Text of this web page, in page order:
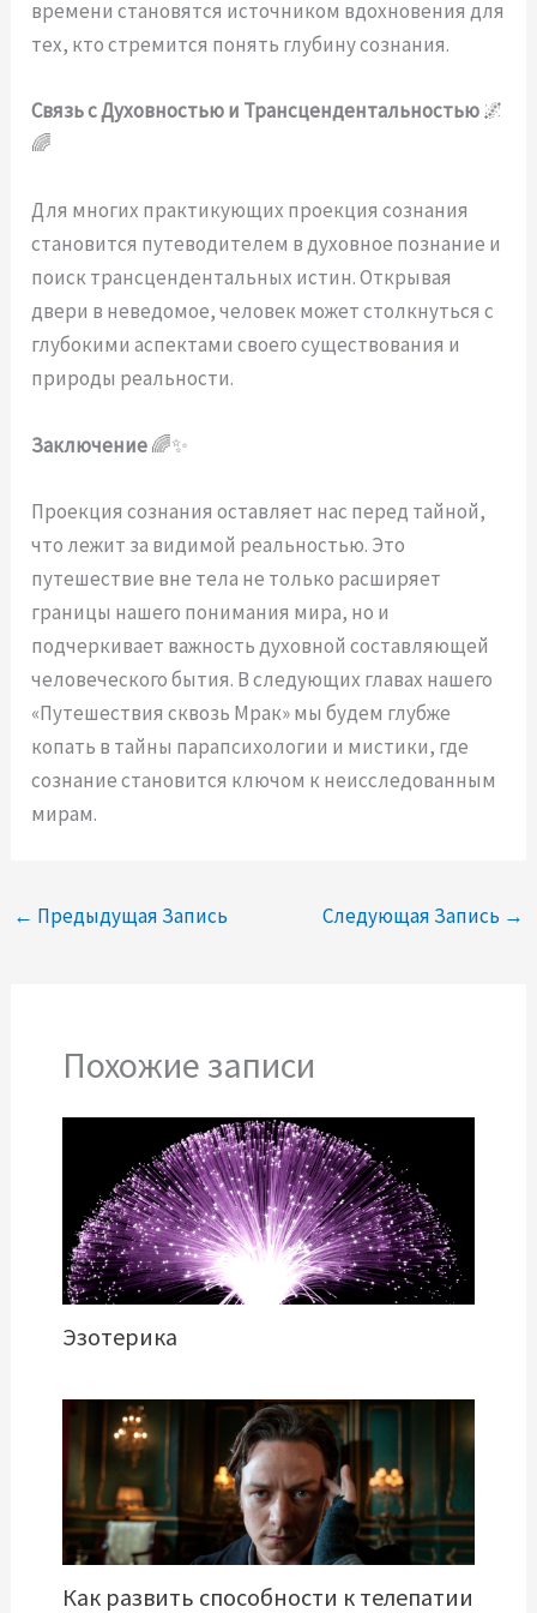
времени становятся источником вдохновения для
тех, кто стремится понять глубину сознания.
Связь с Духовностью и Трансцендентальностью🌌
🌈
Для многих практикующих проекция сознания
становится путеводителем в духовное познание и
поиск трансцендентальных истин. Открывая
двери в неведомое, человек может столкнуться с
глубокими аспектами своего существования и
природы реальности.
Заключение🌈✨
Проекция сознания оставляет нас перед тайной,
что лежит за видимой реальностью. Это
путешествие вне тела не только расширяет
границы нашего понимания мира, но и
подчеркивает важность духовной составляющей
человеческого бытия. В следующих главах нашего
«Путешествия сквозь Мрак» мы будем глубже
копать в тайны парапсихологии и мистики, где
сознание становится ключом к неисследованным
мирам.
← Предыдущая Запись Следующая Запись →
Похожие записи
Эзотерика
Как развить способности к телепатии